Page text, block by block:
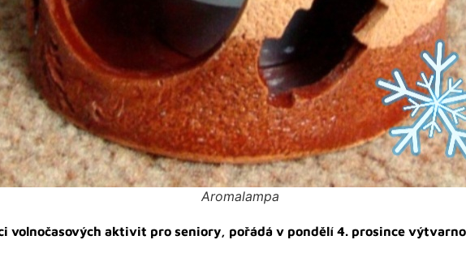
Aromalampa
volnočasových aktivit pro seniory, pořádá v pondělí 4. prosince